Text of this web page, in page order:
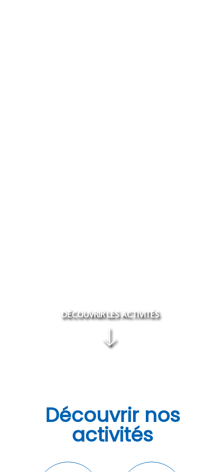
DÉCOUVRIR LES ACTIVITÉS
Découvrir nos
activités